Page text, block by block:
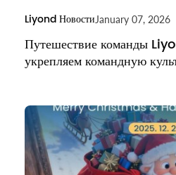
Liyond НовостиJanuary 07, 2026
Путешествие команды
укрепляем командную